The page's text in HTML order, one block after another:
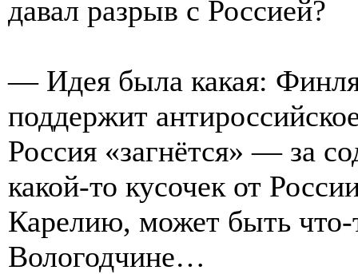
давал разрыв с Россией?
— Идея была какая:
поддержит
Россия «загнётся» — за
какой-то кусочек от
Карелию, может быть что-
Вологодчине…